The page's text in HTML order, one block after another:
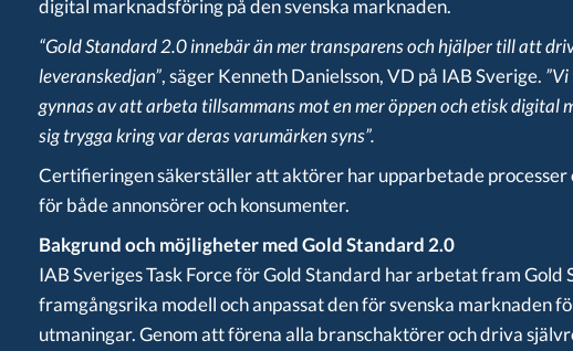
digital marknadsföring på den svenska marknaden.
“Gold Standard 2.0 innebär än mer transparens och hjälper till att
leveranskedjan”, säger Kenneth Danielsson, VD på IAB Sverige.
gynnas av att arbeta tillsammans mot en mer öppen och etisk digital
sig trygga kring var deras varumärken syns”.
Certifieringen säkerställer att aktörer har upparbetade
för både annonsörer och konsumenter.
Bakgrund och möjligheter med Gold Standard 2.0
IAB Sveriges Task Force för Gold Standard har arbetat fram Gold
framgångsrika modell och anpassat den för svenska marknaden
utmaningar. Genom att förena alla branschaktörer och driva